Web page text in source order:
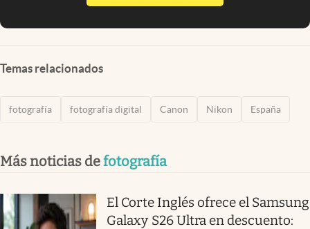
Temas relacionados
fotografía fotografía digital Canon Nikon España
Más noticias defotografía
El Corte Inglés ofrece el Samsung
Galaxy S26 Ultra en descuento: